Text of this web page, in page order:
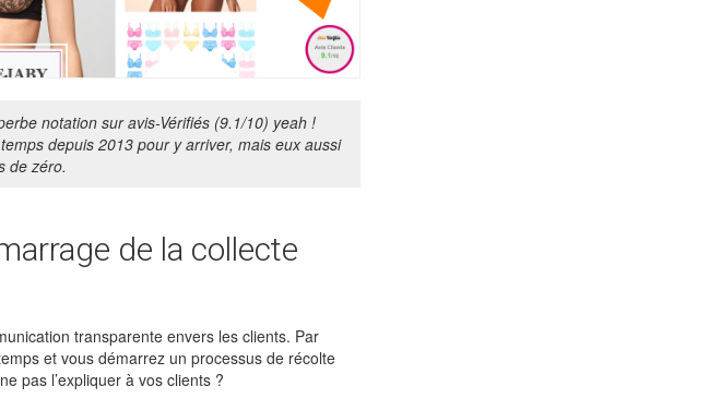
notation sur avis-Vérifiés (9.1/10) yeah !
depuis 2013 pour y arriver, mais eux aussi
de zéro.
de la collecte
transparente envers les clients. Par
et vous démarrez un processus de récolte
pas l’expliquer à vos clients ?